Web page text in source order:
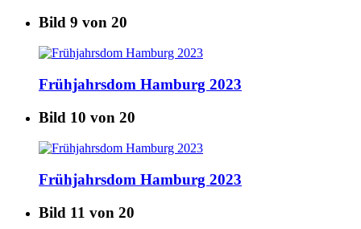
Bild 9 von 20
Frühjahrsdom Hamburg 2023
Bild 10 von 20
Frühjahrsdom Hamburg 2023
Bild 11 von 20